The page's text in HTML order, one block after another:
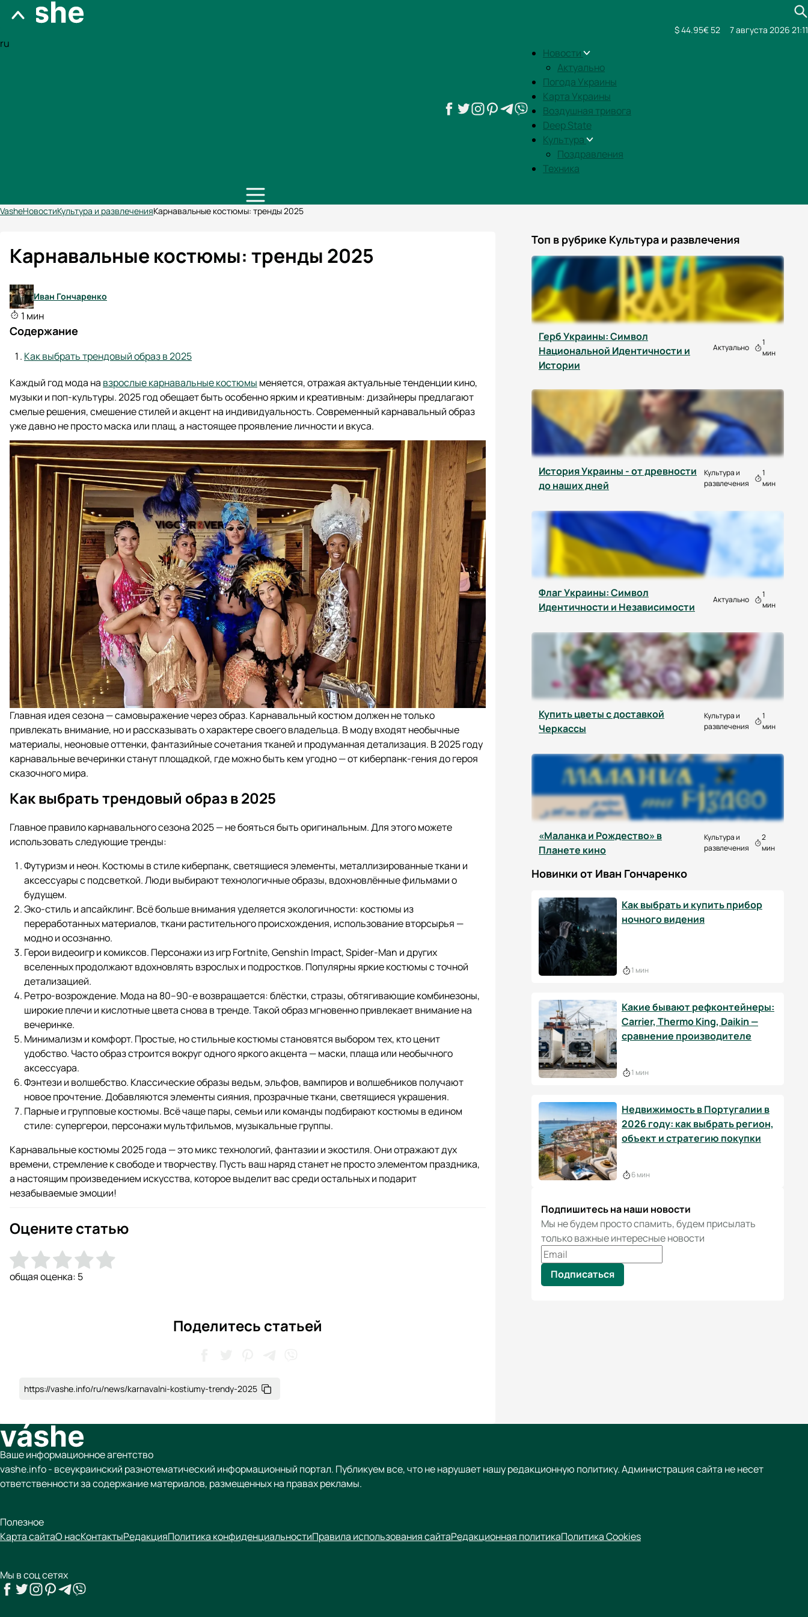
ru
Новости
Актуально
Погода Украины
Карта Украины
Воздушная тривога
Deep State
Культура
Поздравления
Техника
$ 44.95€ 52 7 августа 2026 21:11
VasheНовостиКультура и развлеченияКарнавальные костюмы: тренды 2025
Карнавальные костюмы: тренды 2025
Иван Гончаренко
1 мин
Содержание
Как выбрать трендовый образ в 2025
Каждый год мода на взрослые карнавальные костюмы меняется, отражая актуальные тенденции кино,
музыки и поп-культуры. 2025 год обещает быть особенно ярким и креативным: дизайнеры предлагают
смелые решения, смешение стилей и акцент на индивидуальность. Современный карнавальный образ
уже давно не просто маска или плащ, а настоящее проявление личности и вкуса.
Главная идея сезона — самовыражение через образ. Карнавальный костюм должен не только
привлекать внимание, но и рассказывать о характере своего владельца. В моду входят необычные
материалы, неоновые оттенки, фантазийные сочетания тканей и продуманная детализация. В 2025 году
карнавальные вечеринки станут площадкой, где можно быть кем угодно — от киберпанк-гения до героя
сказочного мира.
Как выбрать трендовый образ в 2025
Главное правило карнавального сезона 2025 — не бояться быть оригинальным. Для этого можете
использовать следующие тренды:
Футуризм и неон. Костюмы в стиле киберпанк, светящиеся элементы, металлизированные ткани и
аксессуары с подсветкой. Люди выбирают технологичные образы, вдохновлённые фильмами о
будущем.
Эко-стиль и апсайклинг. Всё больше внимания уделяется экологичности: костюмы из
переработанных материалов, ткани растительного происхождения, использование вторсырья —
модно и осознанно.
Герои видеоигр и комиксов. Персонажи из игр Fortnite, Genshin Impact, Spider-Man и других
вселенных продолжают вдохновлять взрослых и подростков. Популярны яркие костюмы с точной
детализацией.
Ретро-возрождение. Мода на 80–90-е возвращается: блёстки, стразы, обтягивающие комбинезоны,
широкие плечи и кислотные цвета снова в тренде. Такой образ мгновенно привлекает внимание на
вечеринке.
Минимализм и комфорт. Простые, но стильные костюмы становятся выбором тех, кто ценит
удобство. Часто образ строится вокруг одного яркого акцента — маски, плаща или необычного
аксессуара.
Фэнтези и волшебство. Классические образы ведьм, эльфов, вампиров и волшебников получают
новое прочтение. Добавляются элементы сияния, прозрачные ткани, светящиеся украшения.
Парные и групповые костюмы. Всё чаще пары, семьи или команды подбирают костюмы в едином
стиле: супергерои, персонажи мультфильмов, музыкальные группы.
Карнавальные костюмы 2025 года — это микс технологий, фантазии и экостиля. Они отражают дух
времени, стремление к свободе и творчеству. Пусть ваш наряд станет не просто элементом праздника,
а настоящим произведением искусства, которое выделит вас среди остальных и подарит
незабываемые эмоции!
Оцените статью
общая оценка: 5
Поделитесь статьей
https://vashe.info/ru/news/karnavalni-kostiumy-trendy-2025
Топ в рубрике Культура и развлечения
Герб Украины: Символ
Национальной Идентичности и
Истории
Актуально
1
мин
История Украины - от древности
до наших дней
Культура и
развлечения
1
мин
Флаг Украины: Символ
Идентичности и Независимости
Актуально
1
мин
Купить цветы с доставкой
Черкассы
Культура и
развлечения
1
мин
«Маланка и Рождество» в
Планете кино
Культура и
развлечения
2
мин
Новинки от Иван Гончаренко
Как выбрать и купить прибор
ночного видения
1 мин
Какие бывают рефконтейнеры:
Carrier, Thermo King, Daikin —
сравнение производителе
1 мин
Недвижимость в Португалии в
2026 году: как выбрать регион,
объект и стратегию покупки
6 мин
Подпишитесь на наши новости
Мы не будем просто спамить, будем присылать
только важные интересные новости
Подписаться
Ваше информационное агентство
vashe.info - всеукраинский разнотематический информационный портал. Публикуем все, что не нарушает нашу редакционную политику. Администрация сайта не несет
ответственности за содержание материалов, размещенных на правах рекламы.
Полезное
Карта сайтаО насКонтактыРедакцияПолитика конфиденциальностиПравила использования сайтаРедакционная политикаПолитика Cookies
Мы в соц сетях